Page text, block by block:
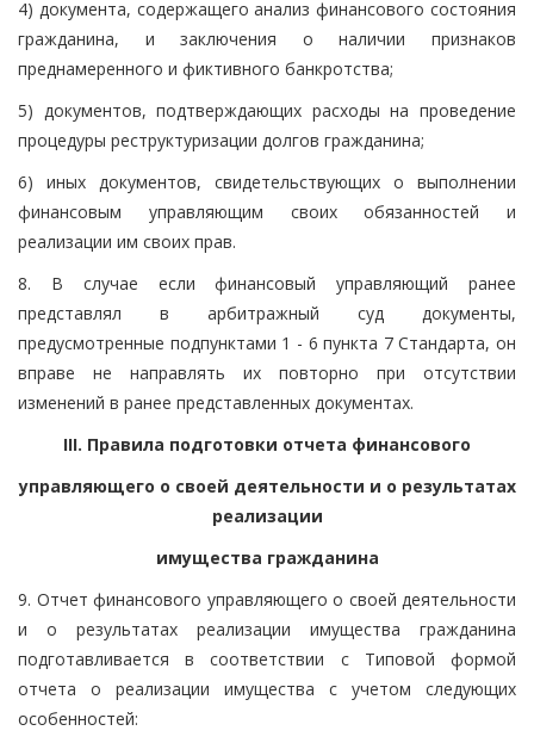
4) документа, содержащего анализ финансового состояния
гражданина, и заключения о наличии признаков
преднамеренного и фиктивного банкротства;
5) документов, подтверждающих расходы на проведение
процедуры реструктуризации долгов гражданина;
6) иных документов, свидетельствующих о выполнении
финансовым управляющим своих обязанностей и
реализации им своих прав.
8. В случае если финансовый управляющий ранее
представлял в арбитражный суд документы,
предусмотренные подпунктами 1 - 6 пункта 7 Стандарта, он
вправе не направлять их повторно при отсутствии
изменений в ранее представленных документах.
III. Правила подготовки отчета финансового
управляющего о своей деятельности и о результатах
реализации
имущества гражданина
9. Отчет финансового управляющего о своей деятельности
и о результатах реализации имущества гражданина
подготавливается в соответствии с Типовой формой
отчета о реализации имущества с учетом следующих
особенностей: